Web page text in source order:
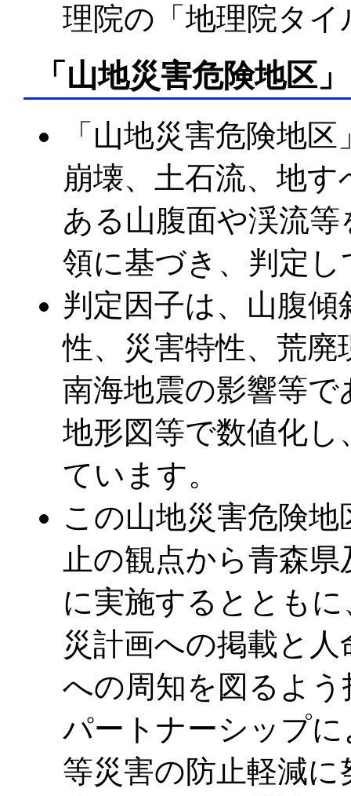
理院の「地理院タ
「山地災害危険地区
「山地災害危険地
崩壊、土石流、地
ある山腹面や渓流
領に基づき、判定
判定因子は、山腹
性、災害特性、荒
南海地震の影響等
地形図等で数値化
ています。
この山地災害危険
止の観点から青森
に実施するととも
災計画への掲載と
への周知を図るよ
パートナーシップ
等災害の防止軽減